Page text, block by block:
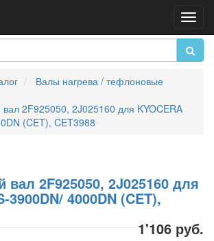
Валы нагрева / тефлоновые
2F925050, 2J025160 для KYOCERA
(CET), CET3988
2F925050, 2J025160 для
3900DN/ 4000DN (CET),
1'106 руб.